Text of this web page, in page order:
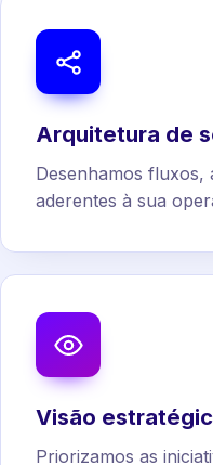
Arquitetura de
Desenhamos fluxos,
aderentes à sua
Visão
Priorizamos as